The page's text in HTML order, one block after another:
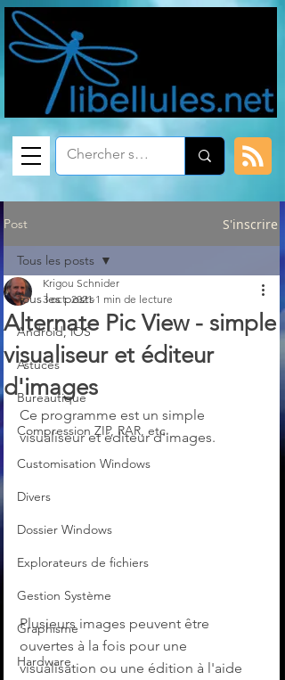
Post S'inscrire
Tous les posts
Android, iOS
Astuces
Bureautique
Compression ZIP, RAR, etc.
Customisation Windows
Divers
Dossier Windows
Explorateurs de fichiers
Gestion Système
Graphisme
Hardware
Tous les posts
Alternate Pic View - simple
visualiseur et éditeur
d'images
Krigou Schnider
3 oct. 2021 1 min de lecture
Ce programme est un simple
visualiseur et éditeur d'images.
Plusieurs images peuvent être
ouvertes à la fois pour une
visualisation ou une édition à l'aide